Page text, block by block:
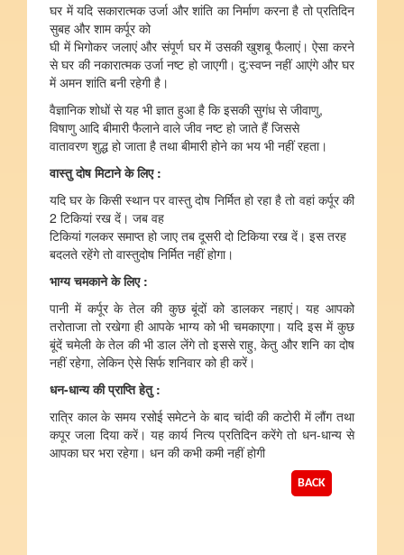
घर में यदि सकारात्मक उर्जा और शांति का निर्माण करना है तो प्रतिदिन
सुबह और शाम कर्पूर को
घी में भिगोकर जलाएं और संपूर्ण घर में उसकी खुशबू फैलाएं। ऐसा करने
से घर की नकारात्मक उर्जा नष्ट हो जाएगी। दु:स्वप्न नहीं आएंगे और घर
में अमन शांति बनी रहेगी है।
वैज्ञानिक शोधों से यह भी ज्ञात हुआ है कि इसकी सुगंध से जीवाणु,
विषाणु आदि बीमारी फैलाने वाले जीव नष्ट हो जाते हैं जिससे
वातावरण शुद्ध हो जाता है तथा बीमारी होने का भय भी नहीं रहता।
वास्तु दोष मिटाने के लिए:
यदि घर के किसी स्थान पर वास्तु दोष निर्मित हो रहा है तो वहां कर्पूर की
2 टिकियां रख दें। जब वह
टिकियां गलकर समाप्त हो जाए तब दूसरी दो टिकिया रख दें। इस तरह
बदलते रहेंगे तो वास्तुदोष निर्मित नहीं होगा।
भाग्य चमकाने के लिए:
पानी में कर्पूर के तेल की कुछ बूंदों को डालकर नहाएं। यह आपको
तरोताजा तो रखेगा ही आपके भाग्य को भी चमकाएगा। यदि इस में कुछ
बूंदें चमेली के तेल की भी डाल लेंगे तो इससे राहु, केतु और शनि का दोष
नहीं रहेगा, लेकिन ऐसे सिर्फ शनिवार को ही करें।
धन-धान्य की प्राप्ति हेतु:
रात्रि काल के समय रसोई समेटने के बाद चांदी की कटोरी में लौंग तथा
कपूर जला दिया करें। यह कार्य नित्य प्रतिदिन करेंगे तो धन-धान्य से
आपका घर भरा रहेगा। धन की कभी कमी नहीं होगी
BACK